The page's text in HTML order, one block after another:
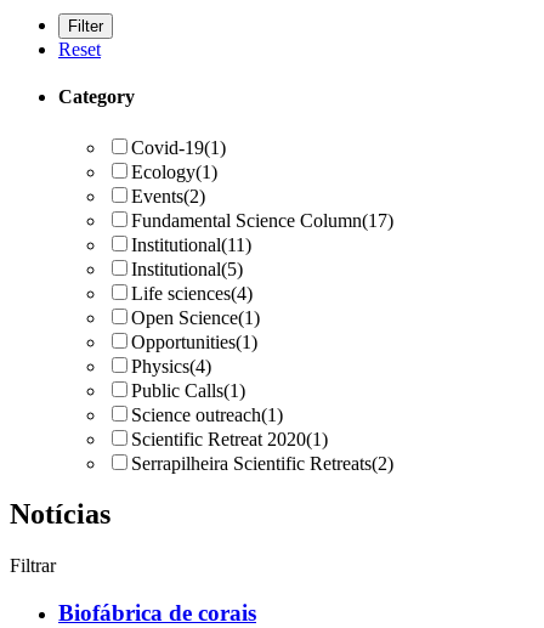
Reset
Category
Covid-19(1)
Ecology(1)
Events(2)
Fundamental Science Column(17)
Institutional(11)
Institutional(5)
Life sciences(4)
Open Science(1)
Opportunities(1)
Physics(4)
Public Calls(1)
Science outreach(1)
Scientific Retreat 2020(1)
Serrapilheira Scientific Retreats(2)
Notícias
Filtrar
Biofábrica de corais